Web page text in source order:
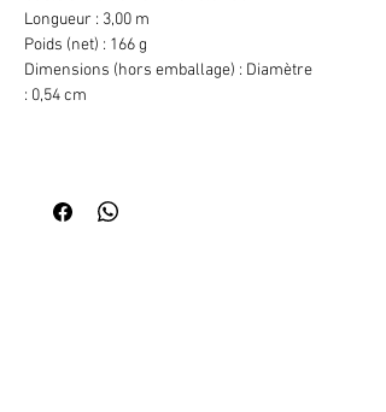
Longueur : 3,00 m
Poids (net) : 166 g
Dimensions (hors emballage) : Diamètre
: 0,54 cm